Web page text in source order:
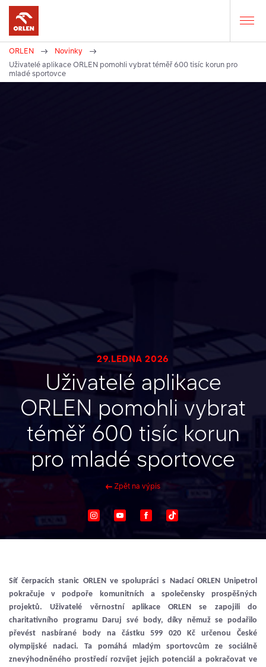
Zde
se
ORLEN
Novinky
Uživatelé aplikace ORLEN pomohli vybrat téměř 600 tisíc korun pro
mladé sportovce
Zpět na výpis
29.LEDNA 2026
Uživatelé aplikace
ORLEN pomohli vybrat
téměř 600 tisíc korun
pro mladé sportovce
Instagram
YoutubeFacebookTikTok
Síť čerpacích stanic ORLEN ve spolupráci s Nadací ORLEN Unipetrol
pokračuje v podpoře komunitních a společensky prospěšných
projektů. Uživatelé věrnostní aplikace ORLEN se zapojili do
charitativního programu Daruj své body, díky němuž se podařilo
převést nasbírané body na částku 599 020 Kč určenou České
olympijské nadaci. Ta pomáhá mladým sportovcům ze sociálně
znevýhodněného prostředí rozvíjet jejich potenciál a pokračovat ve